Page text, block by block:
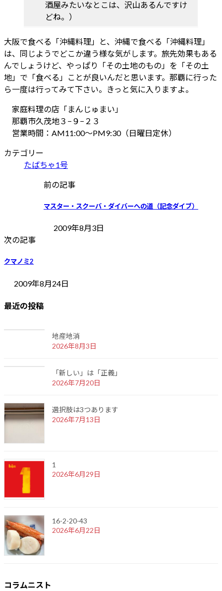
酒屋みたいなとこは、沢山あるんですけ
どね。）
大阪で食べる「沖縄料理」と、沖縄で食べる「沖縄料理」
は、同じようでどこか違う様な気がします。旅先効果もある
んでしょうけど、やっぱり「その土地のもの」を「その土
地」で「食べる」ことが良いんだと思います。那覇に行った
ら一度は行ってみて下さい。きっと気に入りますよ。
家庭料理の店「まんじゅまい」
那覇市久茂地３−９−２３
営業時間：AM11:00～PM9:30（日曜日定休）
カテゴリー
たばちゃ1号
前の記事
マスター・スクーバ・ダイバーへの道（記念ダイブ）
2009年8月3日
次の記事
クマノミ2
2009年8月24日
最近の投稿
地産地消
2026年8月3日
「新しい」は「正義」
2026年7月20日
選択肢は3つあります
2026年7月13日
1
2026年6月29日
16-2-20-43
2026年6月22日
コラムニスト